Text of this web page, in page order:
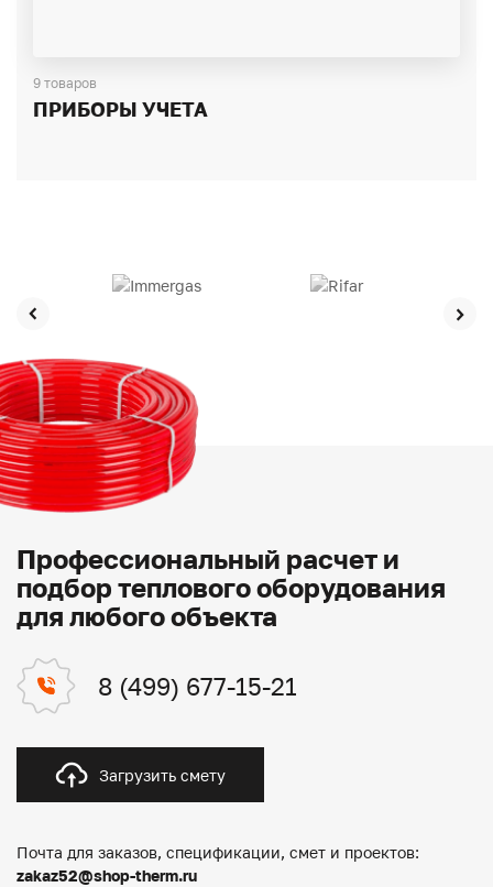
9 товаров
ПРИБОРЫ УЧЕТА
Профессиональный расчет и
подбор теплового оборудования
для любого объекта
8 (499) 677-15-21
Загрузить смету
Почта для заказов, спецификации, смет и проектов:
zakaz52@shop-therm.ru